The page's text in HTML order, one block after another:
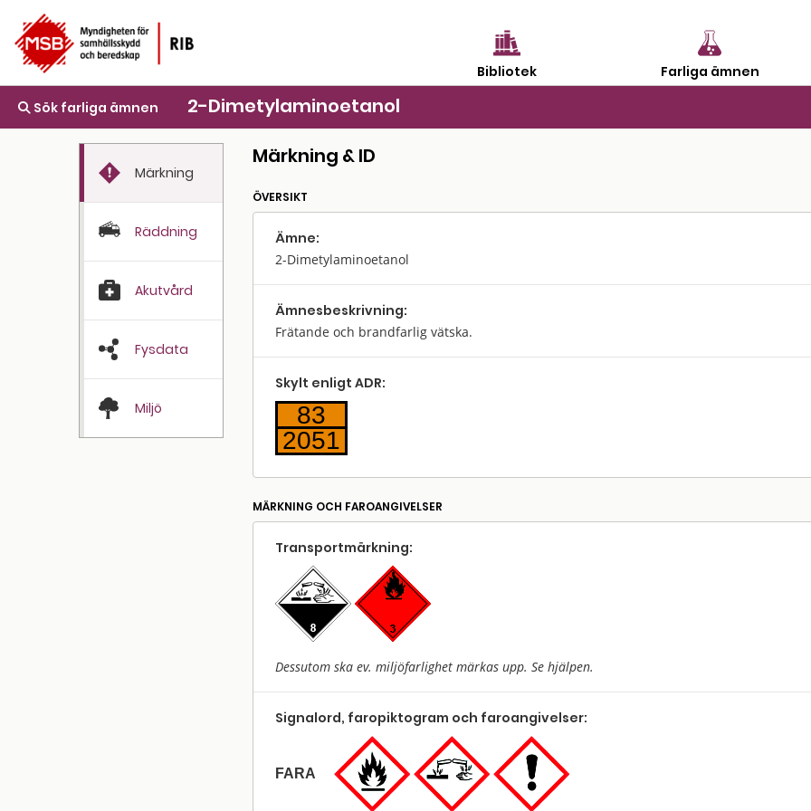
Bibliotek Farliga ämnen
Sök farliga ämnen 2-Dimetylaminoetanol
Märkning
Räddning
Akutvård
Fysdata
Miljö
Märkning & ID
ÖVERSIKT
Ämne:
2-Dimetylaminoetanol
Ämnes­beskrivning:
Frätande och brandfarlig vätska.
Skylt enligt ADR:
83
2051
MÄRKNING OCH FAROANGIVELSER
Transport­märkning:
Dessutom ska ev. miljöfarlighet märkas upp. Se hjälpen.
Signalord, faropiktogram och faroangivelser:
FARA